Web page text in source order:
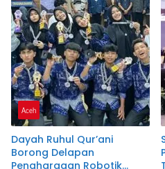
Aceh
Dayah Ruhul Qur’ani
Borong Delapan
Penghargaan Robotik